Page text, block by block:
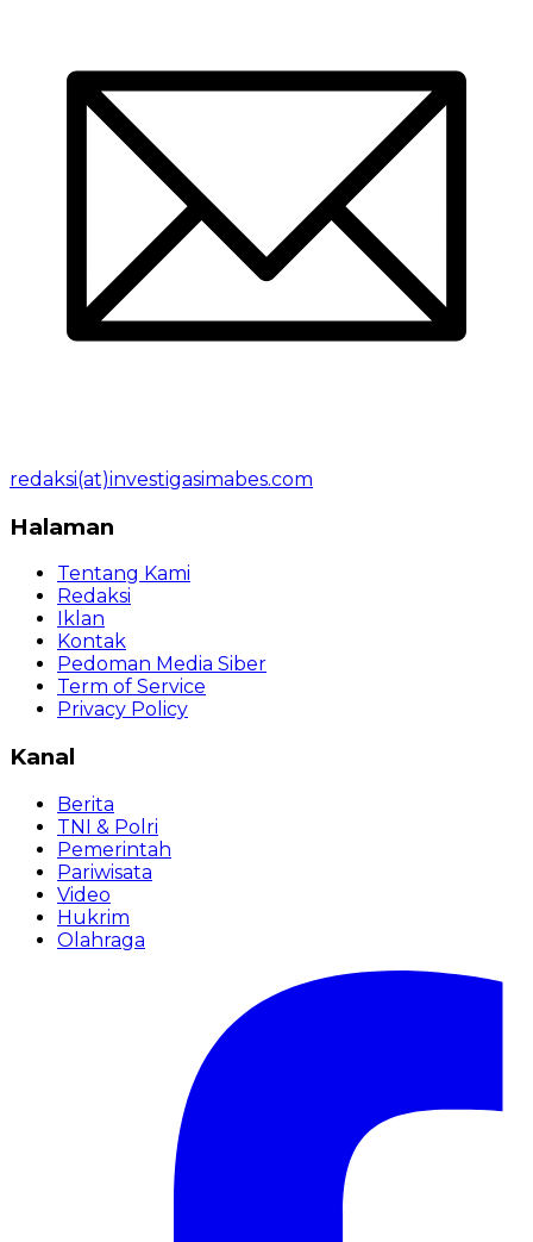
redaksi(at)investigasimabes.com
Halaman
Tentang Kami
Redaksi
Iklan
Kontak
Pedoman Media Siber
Term of Service
Privacy Policy
Kanal
Berita
TNI & Polri
Pemerintah
Pariwisata
Video
Hukrim
Olahraga